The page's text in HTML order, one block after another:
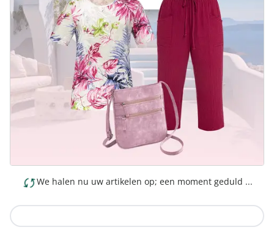
We halen nu uw artikelen op; een moment geduld ...